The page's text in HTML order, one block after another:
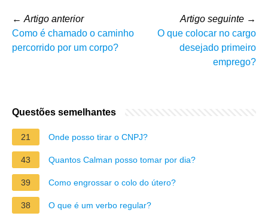
← Artigo anterior
Como é chamado o caminho
percorrido por um corpo?
Artigo seguinte →
O que colocar no cargo
desejado primeiro
emprego?
Questões semelhantes
21 Onde posso tirar o CNPJ?
43 Quantos Calman posso tomar por dia?
39 Como engrossar o colo do útero?
38 O que é um verbo regular?